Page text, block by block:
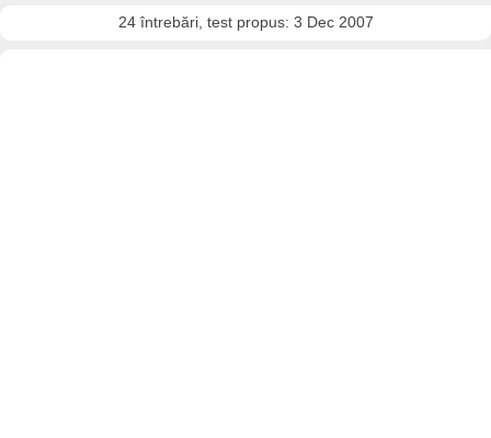
24 întrebări, test propus: 3 Dec 2007